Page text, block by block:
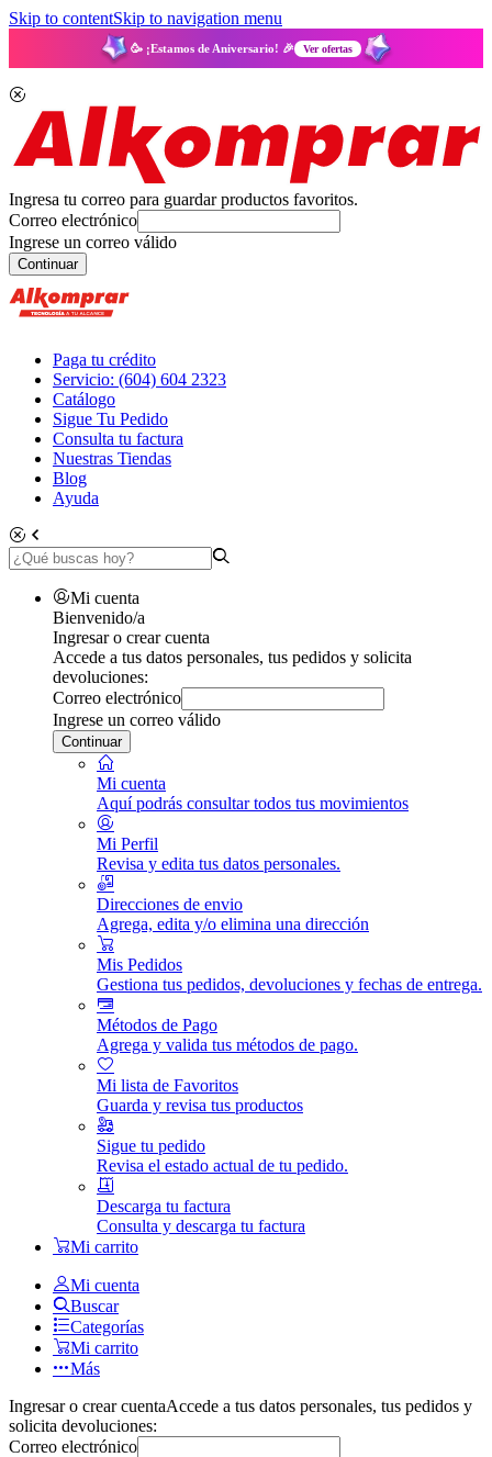
Skip to contentSkip to navigation menu
🥳 ¡Estamos de Aniversario! 🎉 Ver ofertas
Ingresa tu correo para guardar productos favoritos.
Correo electrónico
Ingrese un correo válido
Continuar
Paga tu crédito
Servicio: (604) 604 2323
Catálogo
Sigue Tu Pedido
Consulta tu factura
Nuestras Tiendas
Blog
Ayuda
Mi cuenta
Bienvenido/a
Ingresar o crear cuenta
Accede a tus datos personales, tus pedidos y solicita
devoluciones:
Correo electrónico
Ingrese un correo válido
Continuar
Mi cuenta
Aquí podrás consultar todos tus movimientos
Mi Perfil
Revisa y edita tus datos personales.
Direcciones de envio
Agrega, edita y/o elimina una dirección
Mis Pedidos
Gestiona tus pedidos, devoluciones y fechas de entrega.
Métodos de Pago
Agrega y valida tus métodos de pago.
Mi lista de Favoritos
Guarda y revisa tus productos
Sigue tu pedido
Revisa el estado actual de tu pedido.
Descarga tu factura
Consulta y descarga tu factura
Mi carrito
Mi cuenta
Buscar
Categorías
Mi carrito
Más
Ingresar o crear cuentaAccede a tus datos personales, tus pedidos y
solicita devoluciones:
Correo electrónico